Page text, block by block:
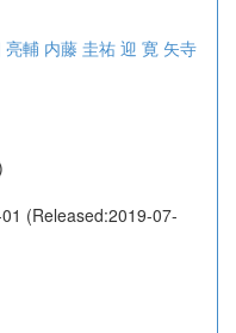
亮輔 内藤 圭祐 迎 寛 矢寺
(Released:2019-07-